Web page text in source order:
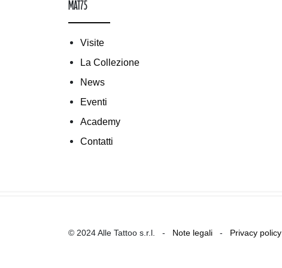
mAT75
Visite
La Collezione
News
Eventi
Academy
Contatti
© 2024 Alle Tattoo s.r.l. - Note legali - Privacy policy